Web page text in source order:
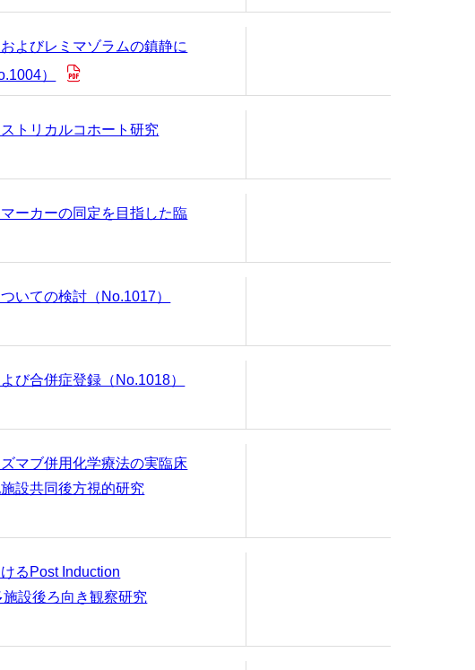
よびレミマゾラムの鎮静に
）
トリカルコホート研究
ーカーの同定を目指した臨
いての検討（No.1017）
び合併症登録（No.1018）
マブ併用化学療法の実臨床
設共同後方視的研究
るPost Induction
設後ろ向き観察研究